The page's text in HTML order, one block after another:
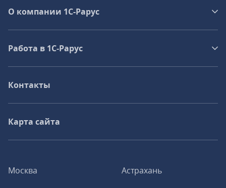
Москва
Астрахань
О компании 1C-Рарус
Работа в 1С‑Рарус
Контакты
Карта сайта